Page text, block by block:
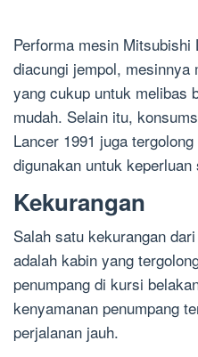
Performa mesin Mitsubishi
diacungi jempol, mesinnya
yang cukup untuk melibas
mudah. Selain itu,
Lancer 1991 juga
digunakan untuk keperluan
Kekurangan
Salah satu kekurangan
adalah kabin yang
penumpang di kursi
kenyamanan penumpang
perjalanan jauh.